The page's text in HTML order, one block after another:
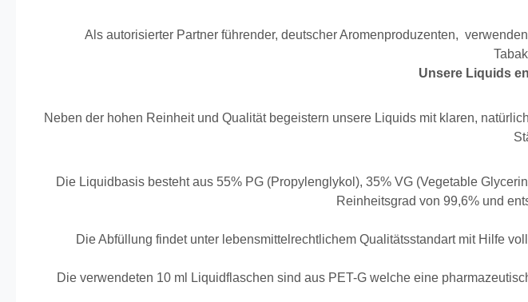
Als autorisierter Partner führender, deutscher Aromenproduzenten,
Unsere Liquids
Neben der hohen Reinheit und Qualität begeistern unsere Liquids mit klaren,
Die Liquidbasis besteht aus 55% PG (Propylenglykol), 35% VG (Vegetable
Reinheitsgrad von 99,6% und
Die Abfüllung findet unter lebensmittelrechtlichem Qualitätsstandart mit Hilfe
Die verwendeten 10 ml Liquidflaschen sind aus PET-G welche eine